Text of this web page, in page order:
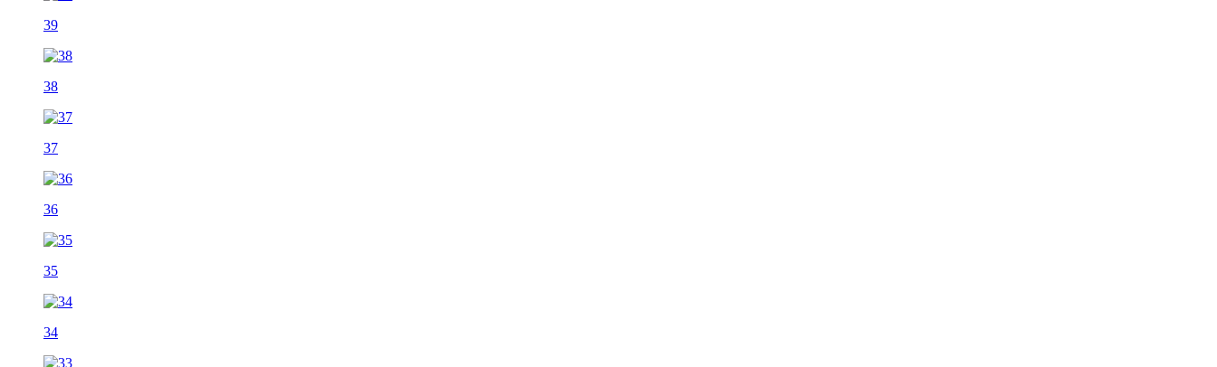
39
38
37
36
35
34